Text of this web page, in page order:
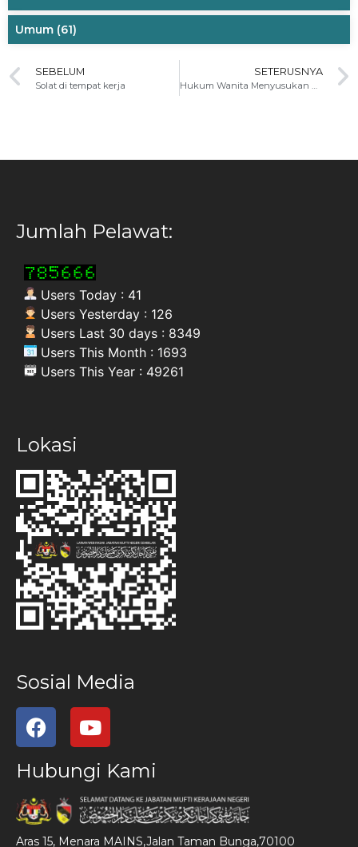
Umum (61)
SEBELUM
Solat di tempat kerja
SETERUSNYA
Hukum Wanita Menyusukan Anak Angkat
Jumlah Pelawat:
Users Today : 41
Users Yesterday : 126
Users Last 30 days : 8349
Users This Month : 1693
Users This Year : 49261
Lokasi
Sosial Media
Hubungi Kami
Aras 15, Menara MAINS,Jalan Taman Bunga,70100